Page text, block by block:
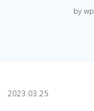
by
2023.03.25